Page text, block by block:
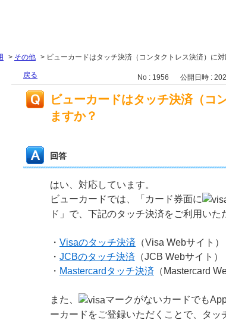
> その他 > ビューカードはタッチ決済（コンタクトレス決済）に
戻る No : 1956 公開日時 :
ビューカードはタッチ決済（コ
ますか？
回答
はい、対応しています。
ビューカードでは、「カード券面に
ド」で、下記のタッチ決済をご利用いた
・ Visaのタッチ決済 （Visa Webサイト）
・ JCBのタッチ決済 （JCB Webサイト）
・ Mastercardタッチ決済 （Mastercard
また、
マークがないカードでも
ーカードをご登録いただくことで、タ